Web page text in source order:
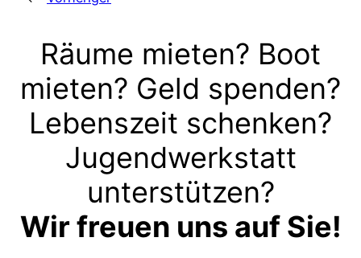
Räume mieten? Boot
mieten? Geld spenden?
Lebenszeit schenken?
Jugendwerkstatt
unterstützen?
Wir freuen uns auf Sie!